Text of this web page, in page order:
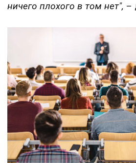
ничего плохого в том нет", –